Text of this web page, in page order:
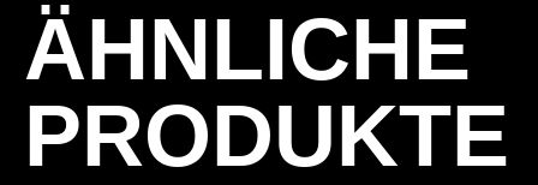
ÄHNLICHE
PRODUKTE